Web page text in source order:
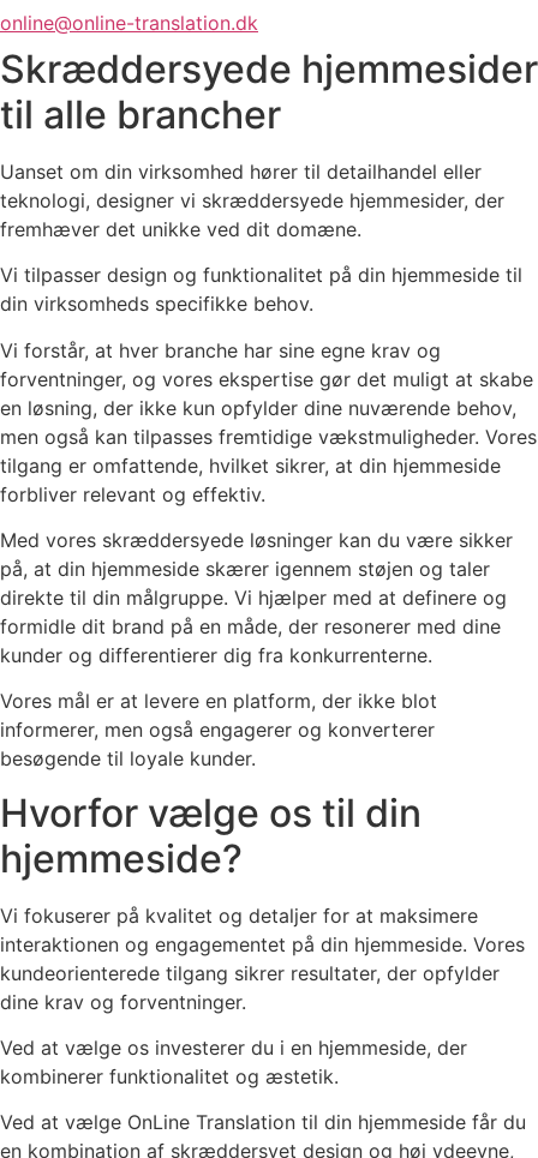
online@online-translation.dk
Skræddersyede hjemmesider
til alle brancher
Uanset om din virksomhed hører til detailhandel eller
teknologi, designer vi skræddersyede hjemmesider, der
fremhæver det unikke ved dit domæne.
Vi tilpasser design og funktionalitet på din hjemmeside til
din virksomheds specifikke behov.
Vi forstår, at hver branche har sine egne krav og
forventninger, og vores ekspertise gør det muligt at skabe
en løsning, der ikke kun opfylder dine nuværende behov,
men også kan tilpasses fremtidige vækstmuligheder. Vores
tilgang er omfattende, hvilket sikrer, at din hjemmeside
forbliver relevant og effektiv.
Med vores skræddersyede løsninger kan du være sikker
på, at din hjemmeside skærer igennem støjen og taler
direkte til din målgruppe. Vi hjælper med at definere og
formidle dit brand på en måde, der resonerer med dine
kunder og differentierer dig fra konkurrenterne.
Vores mål er at levere en platform, der ikke blot
informerer, men også engagerer og konverterer
besøgende til loyale kunder.
Hvorfor vælge os til din
hjemmeside?
Vi fokuserer på kvalitet og detaljer for at maksimere
interaktionen og engagementet på din hjemmeside. Vores
kundeorienterede tilgang sikrer resultater, der opfylder
dine krav og forventninger.
Ved at vælge os investerer du i en hjemmeside, der
kombinerer funktionalitet og æstetik.
Ved at vælge OnLine Translation til din hjemmeside får du
en kombination af skræddersyet design og høj ydeevne,